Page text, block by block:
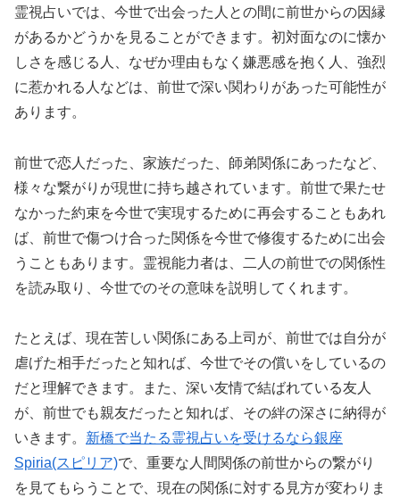
霊視占いでは、今世で出会った人との間に前世からの因縁
があるかどうかを見ることができます。初対面なのに懐か
しさを感じる人、なぜか理由もなく嫌悪感を抱く人、強烈
に惹かれる人などは、前世で深い関わりがあった可能性が
あります。
前世で恋人だった、家族だった、師弟関係にあったなど、
様々な繋がりが現世に持ち越されています。前世で果たせ
なかった約束を今世で実現するために再会することもあれ
ば、前世で傷つけ合った関係を今世で修復するために出会
うこともあります。霊視能力者は、二人の前世での関係性
を読み取り、今世でのその意味を説明してくれます。
たとえば、現在苦しい関係にある上司が、前世では自分が
虐げた相手だったと知れば、今世でその償いをしているの
だと理解できます。また、深い友情で結ばれている友人
が、前世でも親友だったと知れば、その絆の深さに納得が
いきます。 新橋で当たる霊視占いを受けるなら銀座
Spiria(スピリア)で、重要な人間関係の前世からの繋がり
を見てもらうことで、現在の関係に対する見方が変わりま